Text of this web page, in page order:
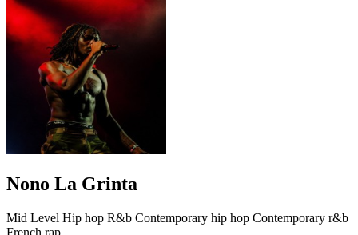
Nono La Grinta
Mid Level Hip hop R&b Contemporary hip hop Contemporary r&b
French rap